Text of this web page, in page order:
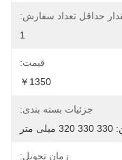
حداقل تعداد سفارش:
1
قیمت:
￥1350
جزئیات بسته بندی:
زمان تحویل: